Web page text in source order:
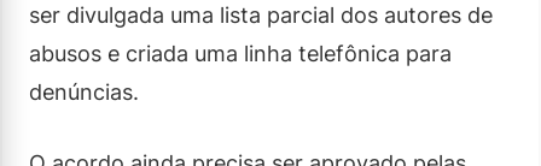
ser divulgada uma lista parcial dos autores de
abusos e criada uma linha telefônica para
denúncias.